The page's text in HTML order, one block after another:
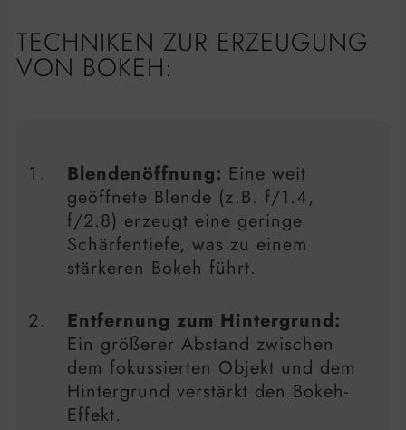
TECHNIKEN ZUR ERZEUGUNG
VON BOKEH:
Blendenöffnung: Eine weit
geöffnete Blende (z.B. f/1.4,
f/2.8) erzeugt eine geringe
Schärfentiefe, was zu einem
stärkeren Bokeh führt.
Entfernung zum Hintergrund:
Ein größerer Abstand zwischen
dem fokussierten Objekt und dem
Hintergrund verstärkt den Bokeh-
Effekt.